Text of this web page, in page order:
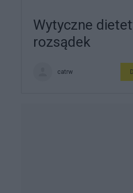
Wytyczne
rozsądek
catrw